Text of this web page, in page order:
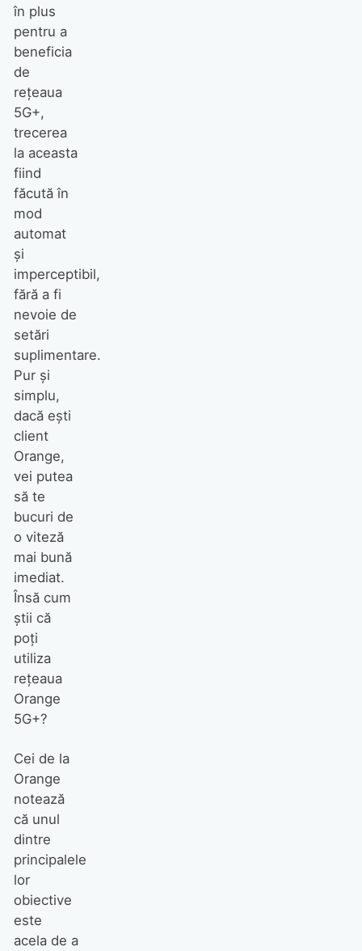
în plus
pentru a
beneficia
de
rețeaua
5G+,
trecerea
la aceasta
fiind
făcută în
mod
automat
și
imperceptibil,
fără a fi
nevoie de
setări
suplimentare.
Pur și
simplu,
dacă ești
client
Orange,
vei putea
să te
bucuri de
o viteză
mai bună
imediat.
Însă cum
știi că
poți
utiliza
rețeaua
Orange
5G+?
Cei de la
Orange
notează
că unul
dintre
principalele
lor
obiective
este
acela de a